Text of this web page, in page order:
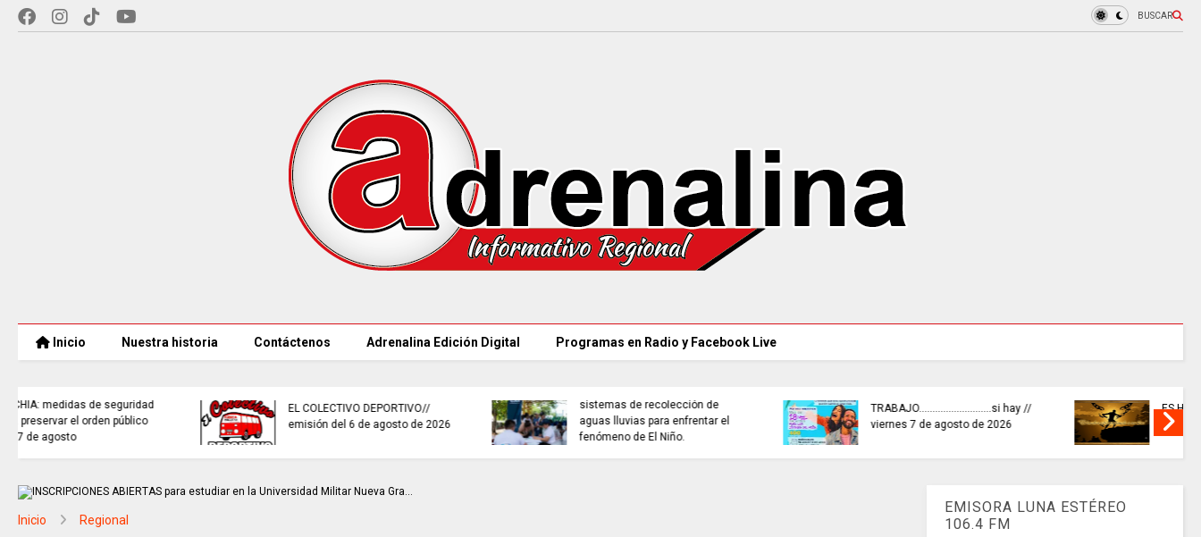
BUSCAR
Inicio Nuestra historia Contáctenos Adrenalina Edición Digital Programas en Radio y Facebook Live
sistemas de recolección de
aguas lluvias para enfrentar el
fenómeno de El Niño.
TRABAJO...........................si hay //
viernes 7 de agosto de 2026
ES HORA DE REFLEXIONAR
invitaciones públicas para
fortalecer las economías
culturales y creativas.
Inicio Regional
EMISORA LUNA ESTÉREO
106.4 FM